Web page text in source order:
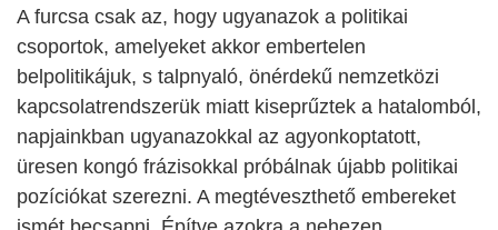
A furcsa csak az, hogy ugyanazok a politikai
csoportok, amelyeket akkor embertelen
belpolitikájuk, s talpnyaló, önérdekű nemzetközi
kapcsolatrendszerük miatt kiseprűztek a hatalomból,
napjainkban ugyanazokkal az agyonkoptatott,
üresen kongó frázisokkal próbálnak újabb politikai
pozíciókat szerezni. A megtéveszthető embereket